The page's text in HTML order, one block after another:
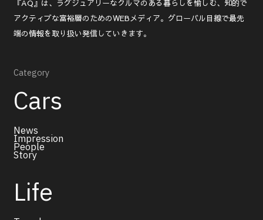
『AQ』は、ラグジュアリーなクルマのある暮らしを愉しむ、知的で
アクティブな富裕層のためのWEBメディア。グローバル目線で最先
端の情報を取り扱い発信していきます。
Category
Cars
News
Impression
People
Story
Life